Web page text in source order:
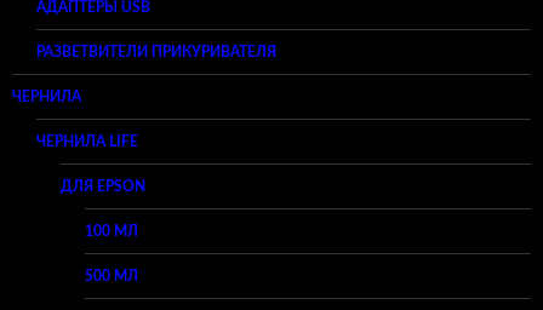
АДАПТЕРЫ USB
РАЗВЕТВИТЕЛИ ПРИКУРИВАТЕЛЯ
ЧЕРНИЛА
ЧЕРНИЛА LIFE
ДЛЯ EPSON
100 МЛ
500 МЛ